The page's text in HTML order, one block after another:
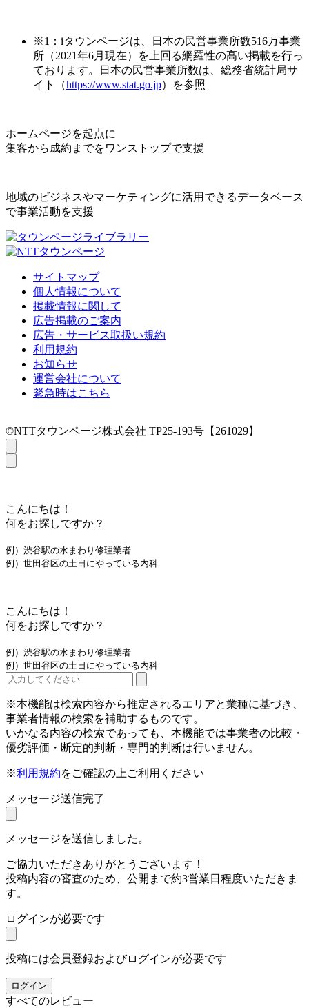
※1：iタウンページは、日本の民営事業所数516万事業
所（2021年6月現在）を上回る網羅性の高い掲載を行っ
ております。日本の民営事業所数は、総務省統計局サ
イト（https://www.stat.go.jp）を参照
ホームページを起点に
集客から成約までをワンストップで支援
地域のビジネスやマーケティングに活用できるデータベース
で事業活動を支援
サイトマップ
個人情報について
掲載情報に関して
広告掲載のご案内
広告・サービス取扱い規約
利用規約
お知らせ
運営会社について
緊急時はこちら
©NTTタウンページ株式会社 TP25-193号【261029】
こんにちは！
何をお探しですか？
例）渋谷駅の水まわり修理業者
例）世田谷区の土日にやっている内科
こんにちは！
何をお探しですか？
例）渋谷駅の水まわり修理業者
例）世田谷区の土日にやっている内科
※本機能は検索内容から推定されるエリアと業種に基づき、
事業者情報の検索を補助するものです。
いかなる内容の検索であっても、本機能では事業者の比較・
優劣評価・断定的判断・専門的判断は行いません。
※利用規約をご確認の上ご利用ください
メッセージ送信完了
メッセージを送信しました。
ご協力いただきありがとうございます！
投稿内容の審査のため、公開まで約3営業日程度いただきま
す。
ログインが必要です
投稿には会員登録およびログインが必要です
ログイン
すべてのレビュー